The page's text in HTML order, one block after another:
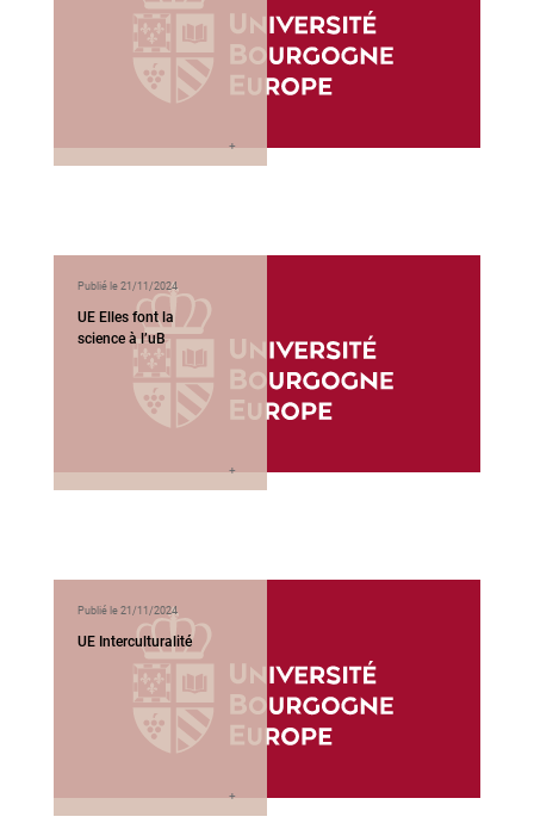
Publié le 21/11/2024
UE Elles font la
science à l’uB
Publié le 21/11/2024
UE Interculturalité